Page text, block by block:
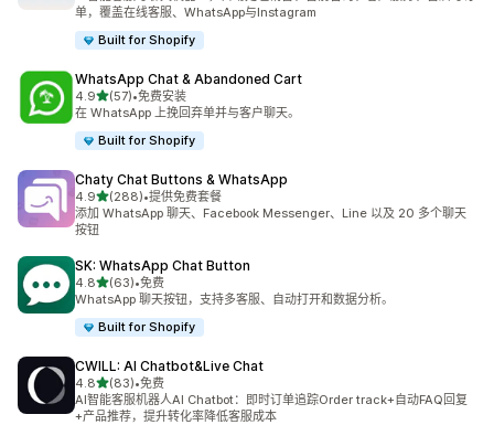
单，覆盖在线客服、WhatsApp与Instagram
Built for Shopify
WhatsApp Chat & Abandoned Cart
4.9星（满分 5 星）
(57)
总共 57 条评论
•免费安装
在 WhatsApp 上挽回弃单并与客户聊天。
Built for Shopify
Chaty Chat Buttons & WhatsApp
4.9星（满分 5 星）
(288)
总共 288 条评论
•提供免费套餐
添加 WhatsApp 聊天、Facebook Messenger、Line 以及 20 多个聊天
按钮
SK: WhatsApp Chat Button
4.8星（满分 5 星）
(63)
总共 63 条评论
•免费
WhatsApp 聊天按钮，支持多客服、自动打开和数据分析。
Built for Shopify
CWILL: AI Chatbot&Live Chat
4.8星（满分 5 星）
(83)
总共 83 条评论
•免费
AI智能客服机器人AI Chatbot：即时订单追踪Order track+自动FAQ回复
+产品推荐，提升转化率降低客服成本